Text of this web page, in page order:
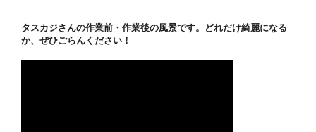
タスカジさんの作業前・作業後の風景です。どれだけ綺麗になる
か、ぜひごらんください！